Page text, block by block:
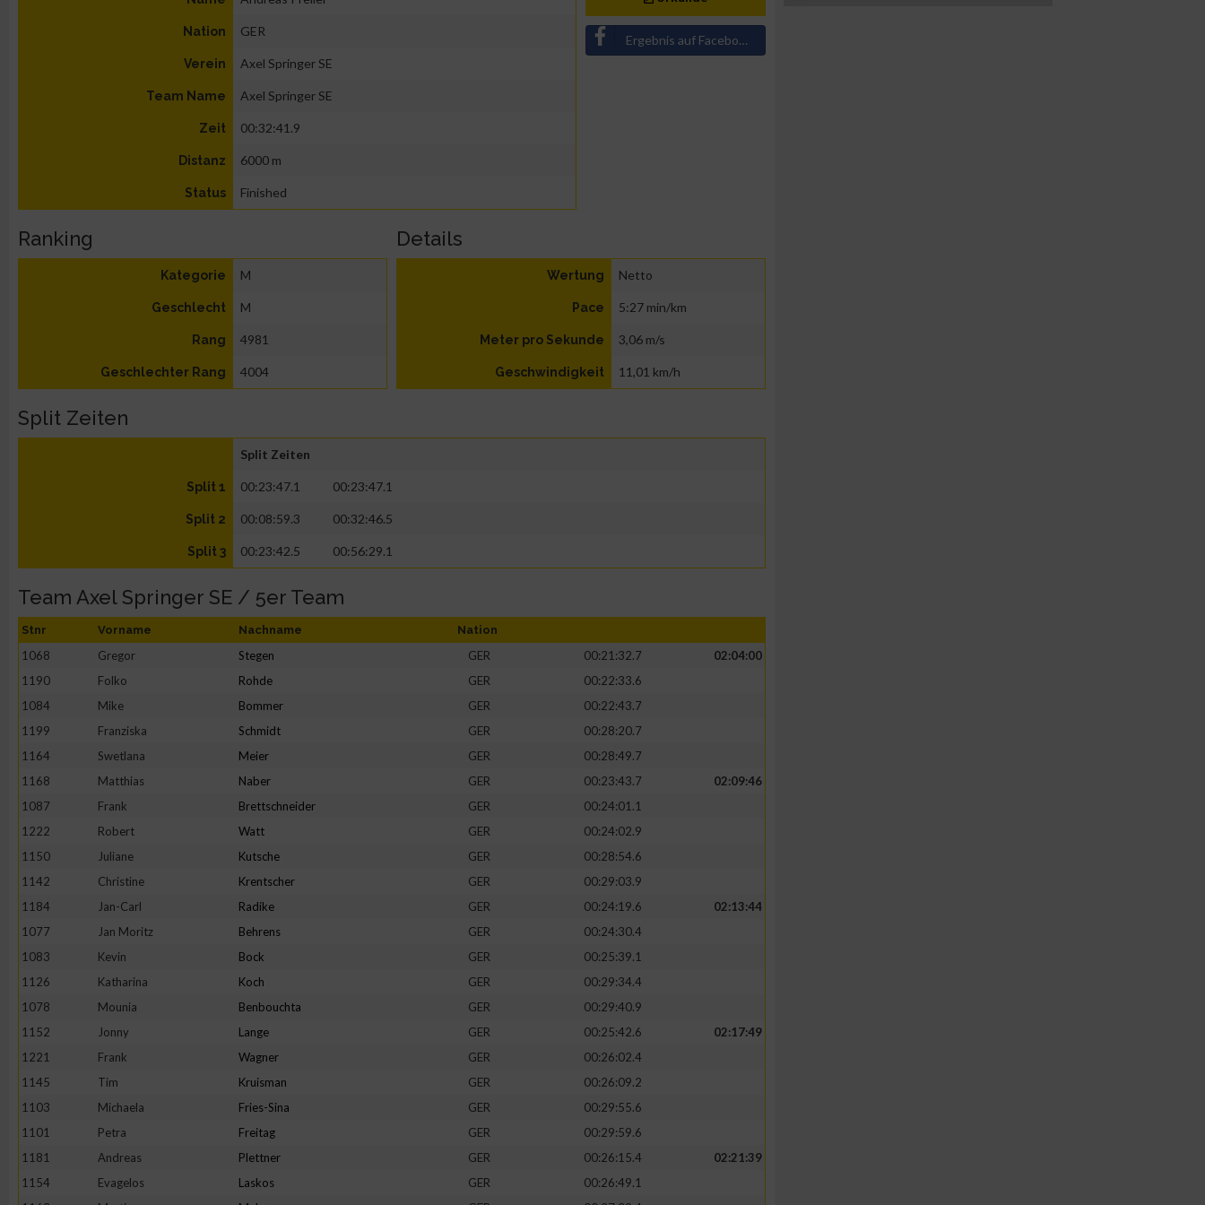
Nation GER
Verein Axel Springer SE
Team Name Axel Springer SE
Zeit 00:32:41.9
Distanz 6000 m
Status Finished
Ergebnis auf Facebook teilen
Ranking
Kategorie M
Geschlecht M
Rang 4981
Geschlechter Rang 4004
Details
Wertung Netto
Pace 5:27 min/km
Meter pro Sekunde 3,06 m/s
Geschwindigkeit 11,01 km/h
Split Zeiten
Split Zeiten
Split 1 00:23:47.1 00:23:47.1
Split 2 00:08:59.3 00:32:46.5
Split 3 00:23:42.5 00:56:29.1
Team Axel Springer SE / 5er Team
Stnr Vorname Nachname Nation
1068 Gregor Stegen GER 00:21:32.7
02:04:00
1190
Folko Rohde GER
00:22:33.6
1084
Mike Bommer GER
00:22:43.7
1199
Franziska Schmidt GER
00:28:20.7
1164
Swetlana Meier GER
00:28:49.7
1168
Matthias Naber GER 00:23:43.7
02:09:46
1087
Frank Brettschneider GER
00:24:01.1
1222
Robert Watt GER
00:24:02.9
1150
Juliane Kutsche GER
00:28:54.6
1142
Christine Krentscher GER
00:29:03.9
1184
Jan-Carl Radike GER 00:24:19.6
02:13:44
1077
Jan Moritz Behrens GER
00:24:30.4
1083
Kevin Bock GER
00:25:39.1
1126
Katharina Koch GER
00:29:34.4
1078
Mounia Benbouchta GER
00:29:40.9
1152
Jonny Lange GER 00:25:42.6
02:17:49
1221
Frank Wagner GER
00:26:02.4
1145
Tim Kruisman GER
00:26:09.2
1103
Michaela Fries-Sina GER
00:29:55.6
1101
Petra Freitag GER
00:29:59.6
1181
Andreas Plettner GER 00:26:15.4
02:21:39
1154
Evagelos Laskos GER
00:26:49.1